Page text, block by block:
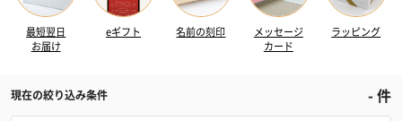
最短翌日
お届け
eギフト 名前の刻印
メッセージ
カード
ラッピング
現在の絞り込み条件 -件